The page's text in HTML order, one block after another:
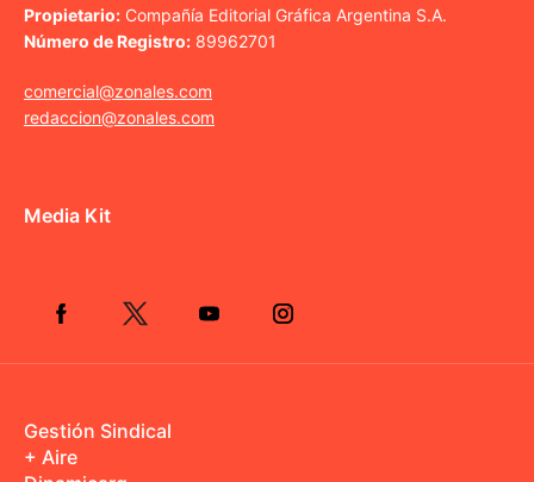
Propietario: Compañía Editorial Gráfica Argentina S.A.
Número de Registro: 89962701
comercial@zonales.com
redaccion@zonales.com
Media Kit
Gestión Sindical
+ Aire